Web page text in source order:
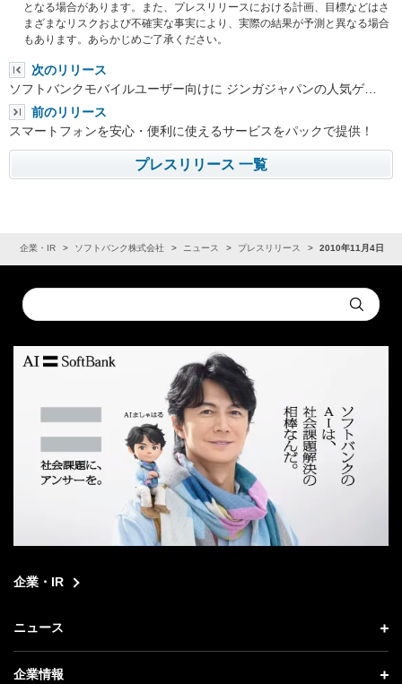
となる場合があります。また、プレスリリースにおける計画、目標などはさ
まざまなリスクおよび不確実な事実により、実際の結果が予測と異なる場合
もあります。あらかじめご了承ください。
次のリリース
ソフトバンクモバイルユーザー向けに ジンガジャパンの人気ゲ…
前のリリース
スマートフォンを安心・便利に使えるサービスをパックで提供！
プレスリリース 一覧
企業・IR ソフトバンク株式会社 ニュース プレスリリース 2010年11月4日
Conduct
a
Submit
企業・IR
ニュース
ニュース トップ
企業情報